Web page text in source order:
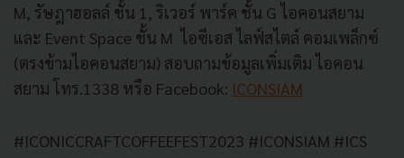
M, รัษฎาฮอลล์ ชั้น 1, ริเวอร์ พาร์ค ชั้น G ไอคอนสยาม
และ Event Space ชั้น M ไอซีเอส ไลฟ์สไตล์ คอมเพล็กซ์
(ตรงข้ามไอคอนสยาม) สอบถามข้อมูลเพิ่มเติม ไอคอน
สยาม โทร.1338 หรือ Facebook: ICONSIAM
#ICONICCRAFTCOFFEEFEST2023 #ICONSIAM #ICS